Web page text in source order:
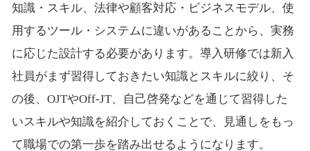
知識・スキル、法律や顧客対応・ビジネスモデル、使
用するツール・システムに違いがあることから、実務
に応じた設計する必要があります。導入研修では新入
社員がまず習得しておきたい知識とスキルに絞り、そ
の後、OJTやOff-JT、自己啓発などを通じて習得した
いスキルや知識を紹介しておくことで、見通しをもっ
て職場での第一歩を踏み出せるようになります。